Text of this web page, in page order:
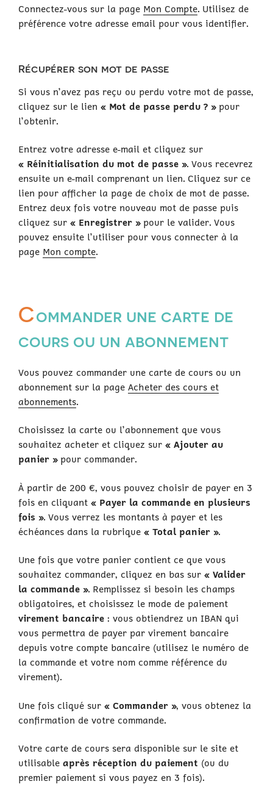
Connectez-vous sur la page Mon Compte. Utilisez de
préférence votre adresse email pour vous identifier.
Récupérer son mot de passe
Si vous n’avez pas reçu ou perdu votre mot de passe,
cliquez sur le lien « Mot de passe perdu ? »pour
l’obtenir.
Entrez votre adresse e-mail et cliquez sur
« Réinitialisation du mot de passe ». Vous recevrez
ensuite un e-mail comprenant un lien. Cliquez sur ce
lien pour afficher la page de choix de mot de passe.
Entrez deux fois votre nouveau mot de passe puis
cliquez sur « Enregistrer »pour le valider. Vous
pouvez ensuite l’utiliser pour vous connecter à la
page Mon compte.
Commander une carte de
cours ou un abonnement
Vous pouvez commander une carte de cours ou un
abonnement sur la page Acheter des cours et
abonnements.
Choisissez la carte ou l’abonnement que vous
souhaitez acheter et cliquez sur « Ajouter au
panier »pour commander.
À partir de 200 €, vous pouvez choisir de payer en 3
fois en cliquant « Payer la commande en plusieurs
fois ». Vous verrez les montants à payer et les
échéances dans la rubrique « Total panier ».
Une fois que votre panier contient ce que vous
souhaitez commander, cliquez en bas sur « Valider
la commande ». Remplissez si besoin les champs
obligatoires, et choisissez le mode de paiement
virement bancaire : vous obtiendrez un IBAN qui
vous permettra de payer par virement bancaire
depuis votre compte bancaire (utilisez le numéro de
la commande et votre nom comme référence du
virement).
Une fois cliqué sur « Commander », vous obtenez la
confirmation de votre commande.
Votre carte de cours sera disponible sur le site et
utilisable après réception du paiement (ou du
premier paiement si vous payez en 3 fois).